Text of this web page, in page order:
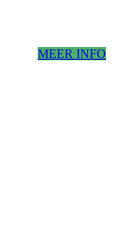
MEER INFO